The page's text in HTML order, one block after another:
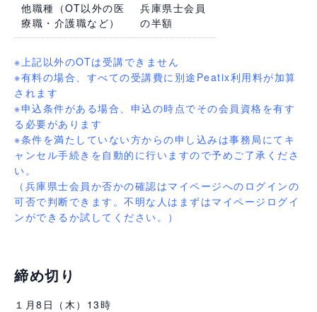
他職種（OT以外の医
療職・介護職など）
兵庫県士会員
の半額
※上記以外のOTは受講できません
※有料の場合、すべての受講費に別途Peatix利用料が加算
されます
※申込条件がある場合、申込の時点でその会員資格を有す
る必要があります
※条件を満たしていない方からの申し込みは事務局にてキ
ャンセル手続きを自動的に行いますので予めご了承くださ
い。
（兵庫県士会員か否かの確認はマイページへのログインの
可否で判断できます。不明な人はまずはマイページログイ
ンができるか試してください。）
締め切り
１月8日（木）13時